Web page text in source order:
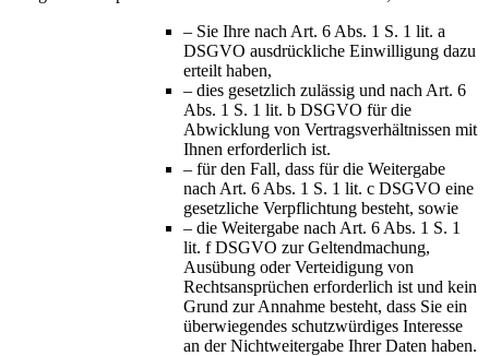
– Sie Ihre nach Art. 6 Abs. 1 S. 1 lit. a
DSGVO ausdrückliche Einwilligung dazu
erteilt haben,
– dies gesetzlich zulässig und nach Art. 6
Abs. 1 S. 1 lit. b DSGVO für die
Abwicklung von Vertragsverhältnissen mit
Ihnen erforderlich ist.
– für den Fall, dass für die Weitergabe
nach Art. 6 Abs. 1 S. 1 lit. c DSGVO eine
gesetzliche Verpflichtung besteht, sowie
– die Weitergabe nach Art. 6 Abs. 1 S. 1
lit. f DSGVO zur Geltendmachung,
Ausübung oder Verteidigung von
Rechtsansprüchen erforderlich ist und kein
Grund zur Annahme besteht, dass Sie ein
überwiegendes schutzwürdiges Interesse
an der Nichtweitergabe Ihrer Daten haben.